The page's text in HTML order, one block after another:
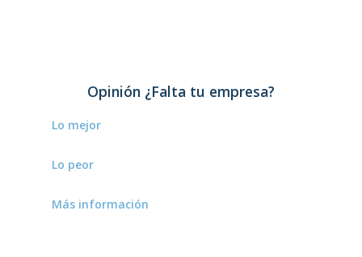
Opinión ¿Falta tu empresa?
Lo mejor
Estamos deseando conocerlo.
Lo peor
–
Más información